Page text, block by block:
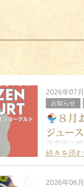
2026年07
お知らせ
８月
ジュース
災害級の
まだまだ“
続きを読
2026年06